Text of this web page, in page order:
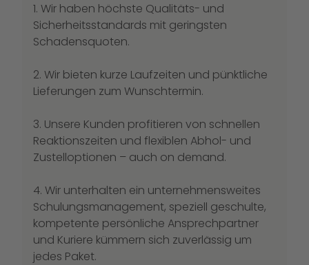
1. Wir haben höchste Qualitäts- und
Sicherheitsstandards mit geringsten
Schadensquoten.
2. Wir bieten kurze Laufzeiten und pünktliche
Lieferungen zum Wunschtermin.
3. Unsere Kunden profitieren von schnellen
Reaktionszeiten und flexiblen Abhol- und
Zustelloptionen – auch on demand.
4. Wir unterhalten ein unternehmensweites
Schulungsmanagement, speziell geschulte,
kompetente persönliche Ansprechpartner
und Kuriere kümmern sich zuverlässig um
jedes Paket.